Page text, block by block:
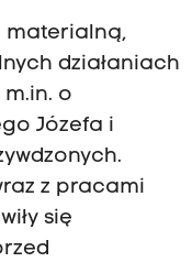
materialną,
działaniach
o
Józefa i
z pracami
się